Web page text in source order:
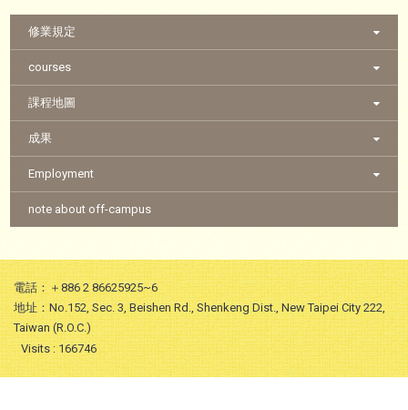
修業規定
courses
課程地圖
成果
Employment
note about off-campus
電話：＋886 2 86625925~6
地址：No.152, Sec. 3, Beishen Rd., Shenkeng Dist., New Taipei City 222,
Taiwan (R.O.C.)
Visits : 166746